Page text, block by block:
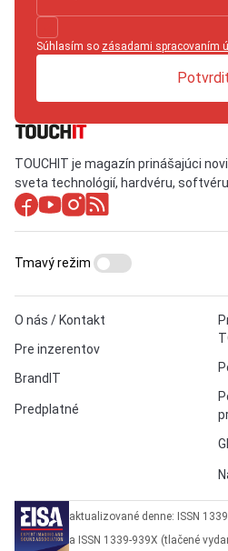
Súhlasím so zásadami spracovaním
TOUCHIT je magazín prinášajúci
sveta technológií, hardvéru,
O nás / Kontakt
Pre inzerentov
BrandIT
Predplatné
Tmavý režim
aktualizované denne: ISSN
a ISSN 1339-939X (tlačené